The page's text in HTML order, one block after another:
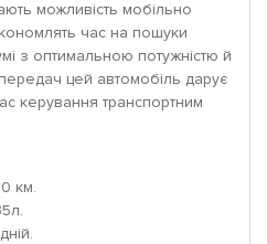
можливість мобільно
час на пошуки
з оптимальною потужністю й
цей автомобіль дарує
керування транспортним
км.